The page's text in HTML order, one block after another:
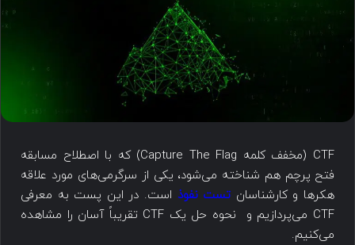
CTF (مخفف کلمه Capture The Flag) که با اصطلاح مسابقه
فتح پرچم هم شناخته می‌شود، یکی از سرگرمی‌های مورد علاقه
هکرها و کارشناسان تست نفوذ است. در این پست به معرفی
CTF می‌پردازیم و نحوه حل یک CTF تقریباً آسان را مشاهده
می‌کنیم.